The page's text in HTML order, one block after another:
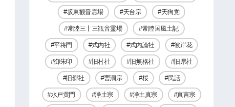
坂東観音霊場 天台宗 天狗党
常陸三十三観音霊場 常陸国風土記
平将門 式内社 式内論社 彼岸花
御朱印 旧村社 旧無格社 旧県社
旧郷社 曹洞宗 桜 民話
水戸黄門 浄土宗 浄土真宗 真言宗